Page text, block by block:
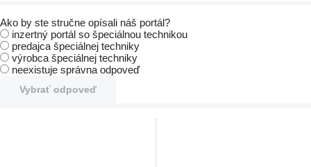
Ako by ste stručne opísali náš portál?
inzertný portál so špeciálnou technikou
predajca špeciálnej techniky
výrobca špeciálnej techniky
neexistuje správna odpoveď
Vybrať odpoveď